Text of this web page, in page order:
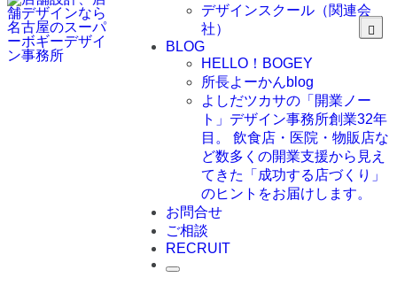
デザインスクール（関連会
社）
BLOG
HELLO！BOGEY
所長よーかんblog
よしだツカサの「開業ノー
ト」 デザイン事務所創業32年
目。 飲食店・医院・物販店な
ど数多くの開業支援から見え
てきた「成功する店づくり」
のヒントをお届けします。
お問合せ
ご相談
RECRUIT